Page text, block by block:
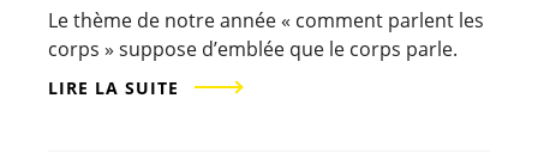
Le thème de notre année « comment parlent les
corps » suppose d’emblée que le corps parle.
LIRE LA SUITE